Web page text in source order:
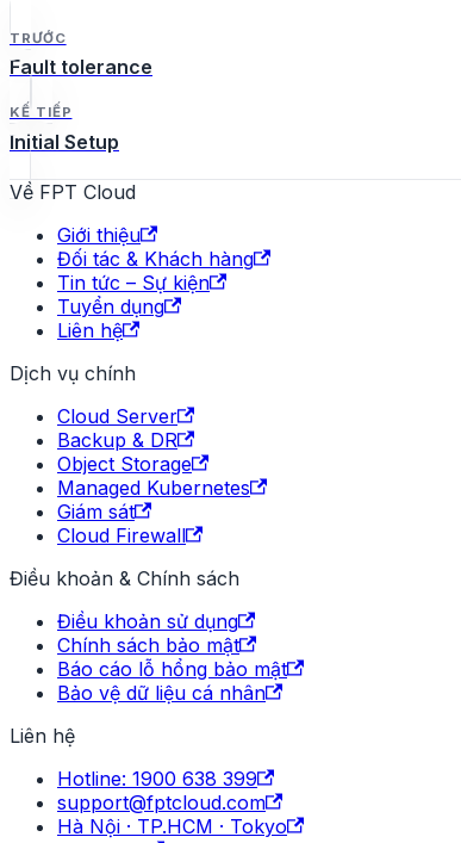
TRƯỚC
Fault tolerance
KẾ TIẾP
Initial Setup
Về FPT Cloud
Giới thiệu
Đối tác & Khách hàng
Tin tức – Sự kiện
Tuyển dụng
Liên hệ
Dịch vụ chính
Cloud Server
Backup & DR
Object Storage
Managed Kubernetes
Giám sát
Cloud Firewall
Điều khoản & Chính sách
Điều khoản sử dụng
Chính sách bảo mật
Báo cáo lỗ hổng bảo mật
Bảo vệ dữ liệu cá nhân
Liên hệ
Hotline: 1900 638 399
support@fptcloud.com
Hà Nội · TP.HCM · Tokyo